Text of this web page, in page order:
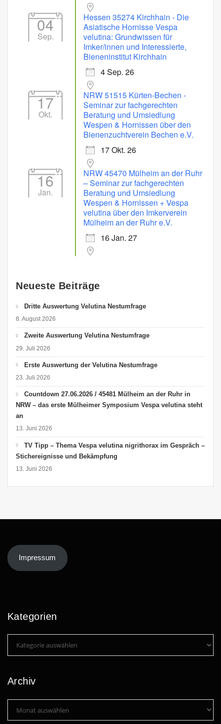
04
Sep.
Hessen 35274 Kirchhain - Die
Asiatische Hornisse Vespa
velutina: Grundwissen für
Imker/innen und Interessierte,
Bieneninstitut Kirchhain
4 Sep. 26
17
Okt.
NRW 51515 Kürten-Bechen -
Seminar zur fachgerechten
Beratung und Umsiedlung
Wespen & Hornissen über den
Bienenzuchtverein Bechen e.V.
17 Okt. 26
16
Jan.
NRW 45470 Mülheim an der Ruhr
– Seminar zur fachgerechten
Beratung und Umsiedlung
Wespen & Hornissen + Vespa
velutina über den Imkerverein
Mülheim an der Ruhr e.V.
16 Jan. 27
Neueste Beiträge
Dritte Auswertung Velutina Nestumfrage
8. August 2026
Zweite Auswertung Velutina Nestumfrage
29. Juli 2026
Erste Auswertung der Velutina Nestumfrage
23. Juli 2026
Countdown 27.06.2026 / 45481 Mülheim an der Ruhr in
NRW – das erste Mülheimer Symposium Vespa velutina steht
an
13. Juni 2026
TV Tipp – Thema Vespa velutina nigrithorax im Gespräch –
Stichereignisse und Bekämpfung
13. Juni 2026
Impressum
Kategorien
Archiv